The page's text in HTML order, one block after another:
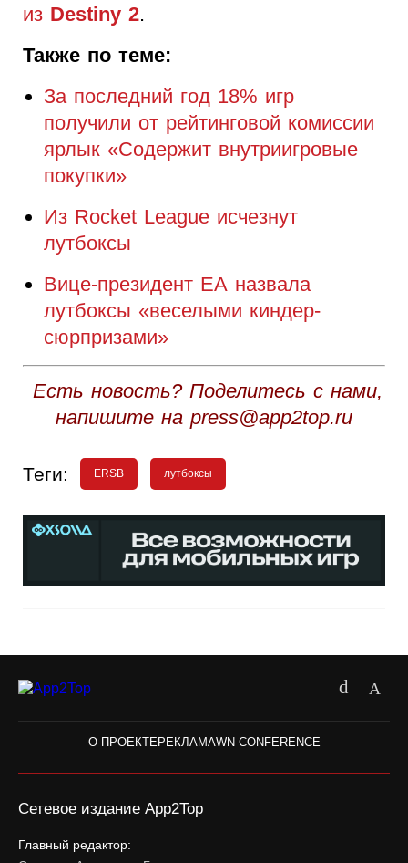
из Destiny 2.
Также по теме:
За последний год 18% игр
получили от рейтинговой комиссии
ярлык «Содержит внутриигровые
покупки»
Из Rocket League исчезнут
лутбоксы
Вице-президент ЕА назвала
лутбоксы «веселыми киндер-
сюрпризами»
Есть новость? Поделитесь с нами,
напишите на press@app2top.ru
Теги: ERSB лутбоксы
О ПРОЕКТЕРЕКЛАМАWN CONFERENCE
Сетевое издание App2Top
Главный редактор: